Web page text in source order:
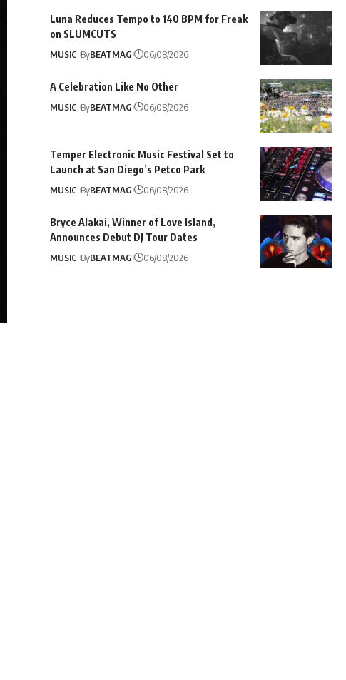
Luna Reduces Tempo to 140 BPM for Freak
on SLUMCUTS
MUSIC ByBEATMAG 06/08/2026
A Celebration Like No Other
MUSIC ByBEATMAG 06/08/2026
Temper Electronic Music Festival Set to
Launch at San Diego’s Petco Park
MUSIC ByBEATMAG 06/08/2026
Bryce Alakai, Winner of Love Island,
Announces Debut DJ Tour Dates
MUSIC ByBEATMAG 06/08/2026